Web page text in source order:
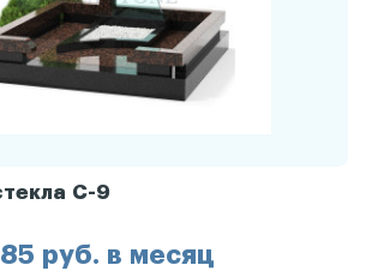
С-9
руб. в месяц